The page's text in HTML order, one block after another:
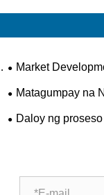
Market
Matagumpay na
Spiral-wound Pipe
Daloy ng